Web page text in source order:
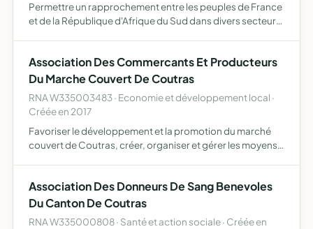
Permettre un rapprochement entre les peuples de France
et de la République d'Afrique du Sud dans divers secteurs
fédérat…
Association Des Commercants Et Producteurs
Du Marche Couvert De Coutras
RNA W335003483 · Economie et développement local ·
Créée en 2017
Favoriser le développement et la promotion du marché
couvert de Coutras, créer, organiser et gérer les moyens
Association Des Donneurs De Sang Benevoles
Du Canton De Coutras
RNA W335000808 · Santé et action sociale · Créée en